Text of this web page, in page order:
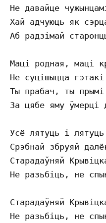
Не давайце
Хай адчуюць як
Аб радзiмай
Мацi родная, мацi
Не суцiшыцца
Ты прабач, ты прымi
За цябе яму ўмерцi
Усё лятуць i
Срэбнай збруяй
Старадаўняй
Не разьбiць, не
Старадаўняй
Не разьбiць, не